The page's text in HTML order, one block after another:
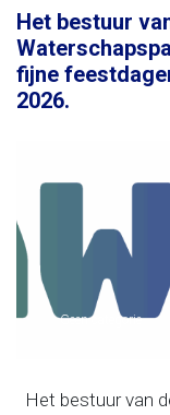
Het bestuur
fijne
2026.
Geen categorie
Het bestuur van